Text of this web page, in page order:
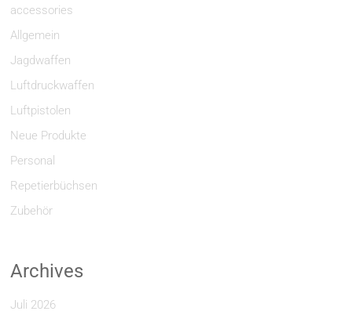
accessories
Allgemein
Jagdwaffen
Luftdruckwaffen
Luftpistolen
Neue Produkte
Personal
Repetierbüchsen
Zubehör
Archives
Juli 2026